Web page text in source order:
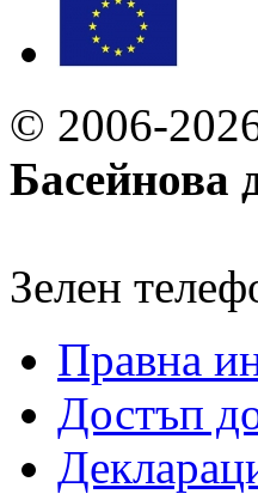
© 2006-
Басейнова
Зелен
Правна
Достъп